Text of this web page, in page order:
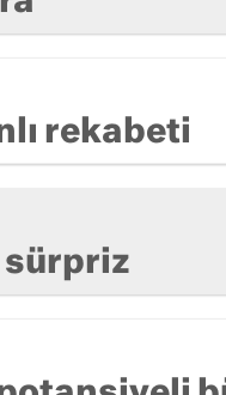
rekabeti
sürpriz